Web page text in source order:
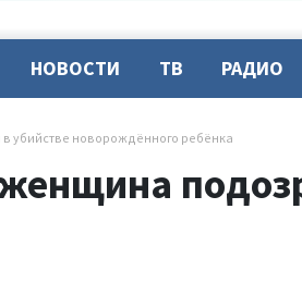
НОВОСТИ ТВ РАДИО
убийстве новорождённого ребёнка